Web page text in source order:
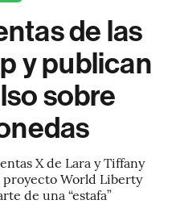
de las
y publican
sobre
X de Lara y Tiffany
World Liberty
de una “estafa”